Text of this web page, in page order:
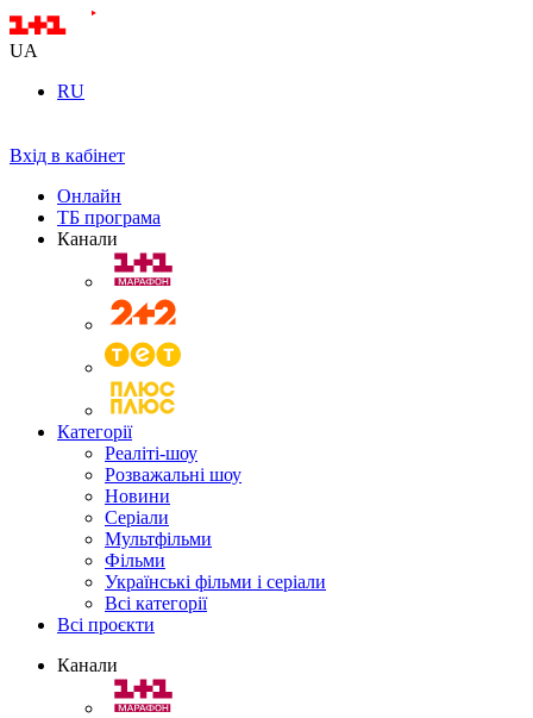
UA
RU
Вхід в кабінет
Онлайн
ТБ програма
Канали
Категорії
Реаліті-шоу
Розважальні шоу
Новини
Серіали
Мультфільми
Фільми
Українські фільми і серіали
Всі категорії
Всі проєкти
Канали